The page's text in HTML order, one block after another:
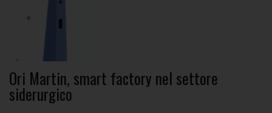
Ori Martin, smart factory nel settore
siderurgico